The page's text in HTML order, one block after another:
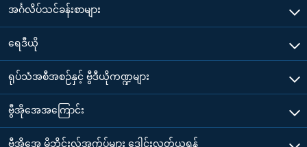
အင်္ဂလိပ်သင်ခန်းစာများ
ရေဒီယို
ရုပ်သံအစီအစဉ်နှင့် ဗွီဒီယိုကဏ္ဍများ
ဗွီအိုအေအကြောင်း
ဗွီအိုအေ မိုဘိုင်းလ်အက်ပ်များ ဒေါင်းလုတ်ယူရန်